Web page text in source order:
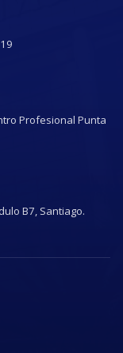
Profesional Punta
B7, Santiago.